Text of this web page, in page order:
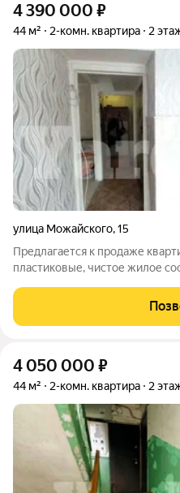
4 390 000 ₽
44 м² 2-комн. квартира 2
улица Можайского,15
Предлагается к продаже
пластиковые, чистое жилое
солнечная. Комната
застеклен.Радиатор
4 050 000 ₽
44 м² 2-комн. квартира 2